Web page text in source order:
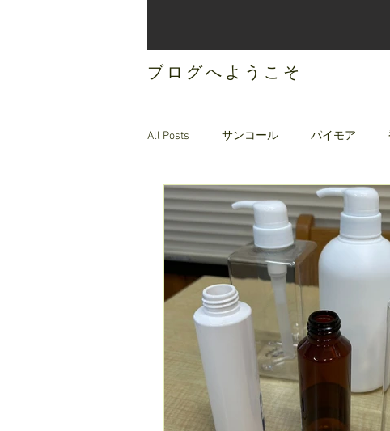
ブログへようこそ
All Posts サンコール パイモア
ご案内 オリジナルヘアケア